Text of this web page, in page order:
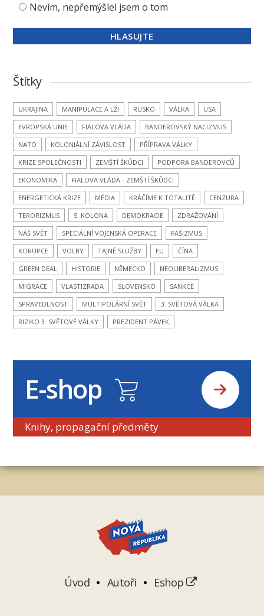
Nevím, nepřemýšlel jsem o tom
Štítky
UKRAJINA MANIPULACE A LŽI RUSKO VÁLKA
USA
EVROPSKÁ UNIE
FIALOVA VLÁDA
BANDEROVSKÝ NACIZMUS
NATO
KOLONIÁLNÍ ZÁVISLOST
PŘÍPRAVA VÁLKY
KRIZE SPOLEČNOSTI
ZEMŠTÍ ŠKŮDCI
PODPORA BANDEROVCŮ
EKONOMIKA
FIALOVA VLÁDA - ZEMŠTÍ ŠKŮDCI
ENERGETICKÁ KRIZE
MÉDIA KRÁČÍME K TOTALITĚ
CENZURA
TERORIZMUS
5. KOLONA DEMOKRACIE
ZDRAŽOVÁNÍ
NÁŠ SVĚT
SPECIÁLNÍ VOJENSKÁ OPERACE
FAŠIZMUS
KORUPCE
VOLBY TAJNÉ SLUŽBY EU
ČÍNA
GREEN DEAL
HISTORIE NĚMECKO
NEOLIBERALIZMUS
MIGRACE
VLASTIZRADA SLOVENSKO
SANKCE
SPRAVEDLNOST
MULTIPOLÁRNÍ SVĚT
3. SVĚTOVÁ VÁLKA
RIZIKO 3. SVĚTOVÉ VÁLKY
PREZIDENT PÁVEK
E-shop
Knihy, propagační předměty
Úvod Autoři Eshop